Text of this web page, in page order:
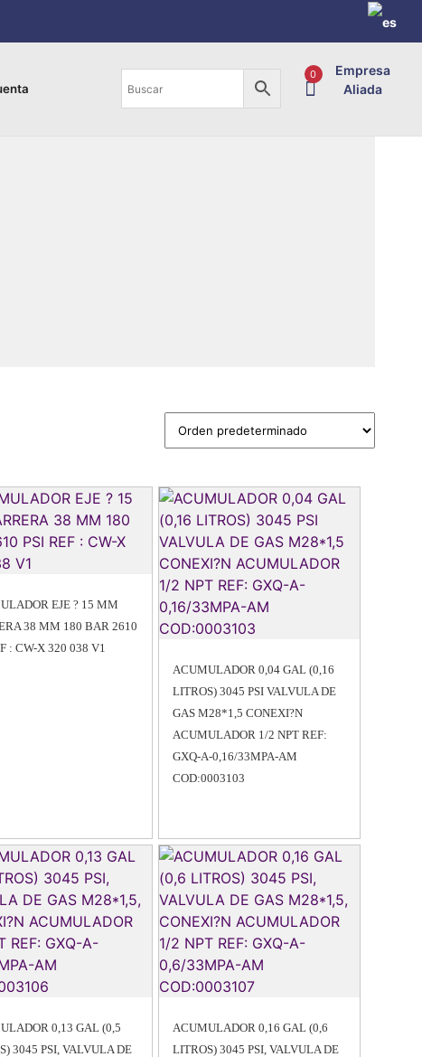
0
Empresa
Aliada
EJE ? 15 MM
38 MM 180 BAR 2610
: CW-X 320 038 V1
ACUMULADOR 0,04 GAL (0,16
LITROS) 3045 PSI VALVULA DE
GAS M28*1,5 CONEXI?N
ACUMULADOR 1/2 NPT REF:
GXQ-A-0,16/33MPA-AM
COD:0003103
0,13 GAL (0,5
3045 PSI, VALVULA DE
ACUMULADOR 0,16 GAL (0,6
LITROS) 3045 PSI, VALVULA DE